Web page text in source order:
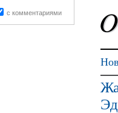
с комментариями